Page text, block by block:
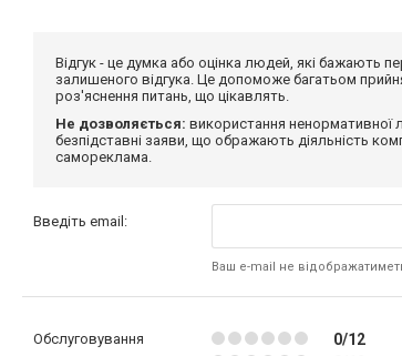
Відгук - це думка або оцінка людей, які бажають
залишеного відгука. Це допоможе багатьом
роз'яснення питань, що цікавлять.
Не дозволяється: використання ненормативної
безпідставні заяви, що ображають діяльність
самореклама.
Введіть email:
Ваш e-mail не
Обслуговування 0/12